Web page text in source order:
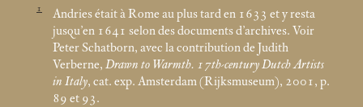
1
Andries était à Rome au plus tard en 1633 et y resta
jusqu’en 1641 selon des documents d’archives. Voir
Peter Schatborn, avec la contribution de Judith
Verberne, Drawn to Warmth. 17th-century Dutch Artists
in Italy, cat. exp. Amsterdam (Rijksmuseum), 2001, p.
89 et 93.